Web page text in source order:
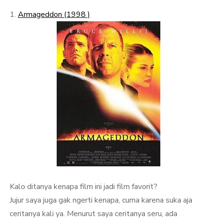
1. Armageddon (1998 )
Kalo ditanya kenapa film ini jadi film favorit?
Jujur saya juga gak ngerti kenapa, cuma karena suka aja
ceritanya kali ya. Menurut saya ceritanya seru, ada